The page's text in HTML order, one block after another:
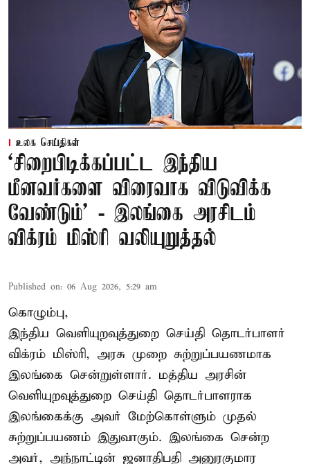
உலக செய்திகள்
‘சிறைபிடிக்கப்பட்ட இந்திய
மீனவர்களை விரைவாக விடுவிக்க
வேண்டும்' - இலங்கை அரசிடம்
விக்ரம் மிஸ்ரி வலியுறுத்தல்
Published on: 06 Aug 2026, 5:29 am
கொழும்பு,
இந்திய வெளியுறவுத்துறை செய்தி தொடர்பாளர்
விக்ரம் மிஸ்ரி, அரசு முறை சுற்றுப்பயணமாக
இலங்கை சென்றுள்ளார். மத்திய அரசின்
வெளியுறவுத்துறை செய்தி தொடர்பாளராக
இலங்கைக்கு அவர் மேற்கொள்ளும் முதல்
சுற்றுப்பயணம் இதுவாகும். இலங்கை சென்ற
அவர், அந்நாட்டின் ஜனாதிபதி அனுரகுமார